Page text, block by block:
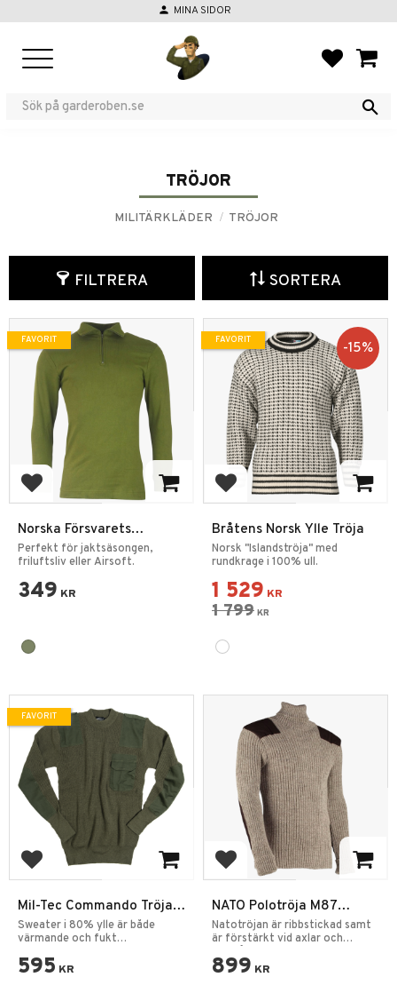
person MINA SIDOR
TRÖJOR
MILITÄRKLÄDER TRÖJOR
FILTRERA SORTERA
Lägg till i favoriter
Norska Försvarets
Thermal Tröja Olivgrön
Perfekt för jaktsäsongen,
friluftsliv eller Airsoft.
349 KR
FAVORIT
Lägg till i favoriter
Bråtens Norsk Ylle Tröja
Norsk "Islandströja" med
rundkrage i 100% ull.
1 529 KR
1 799 KR
15%
FAVORIT
Lägg till i favoriter
Mil-Tec Commando Tröja
NATO Ylleblandning
Sweater i 80% ylle är både
värmande och fukt
595 KR
FAVORIT
Lägg till i favoriter
NATO Polotröja M87
Original Heather Mix
Natotröjan är ribbstickad samt
är förstärkt vid axlar och
899 KR